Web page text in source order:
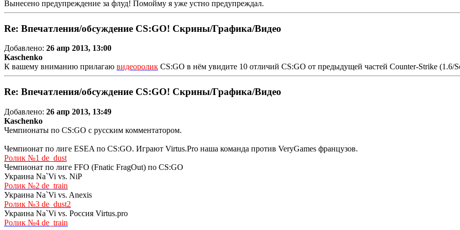
Вынесено предупреждение за флуд! Помойму я уже устно предупреждал.
Re: Впечатления/обсуждение CS:GO! Скрины/Графика/Видео
Добавлено: 26 апр 2013, 13:00
Kaschenko
К вашему вниманию прилагаю видеоролик CS:GO в нём увидите 10 отличий CS:GO от предыдущей частей Counter-Strike (1.6/
Re: Впечатления/обсуждение CS:GO! Скрины/Графика/Видео
Добавлено: 26 апр 2013, 13:49
Kaschenko
Чемпионаты по CS:GO с русским комментатором.
Чемпионат по лиге ESEA по CS:GO. Играют Virtus.Pro наша команда против VeryGames французов.
Ролик №1 de_dust
Чемпионат по лиге FFO (Fnatic FragOut) по CS:GO
Украина Na`Vi vs. NiP
Ролик №2 de_train
Украина Na`Vi vs. Anexis
Ролик №3 de_dust2
Украина Na`Vi vs. Россия Virtus.pro
Ролик №4 de_train